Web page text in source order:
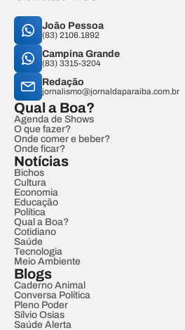
João Pessoa
(83) 2106.1892
Campina Grande
(83) 3315-3204
Redação
jornalismo@jornaldaparaiba.com.br
Qual a Boa?
Agenda de Shows
O que fazer?
Onde comer e beber?
Onde ficar?
Notícias
Bichos
Cultura
Economia
Educação
Política
Qual a Boa?
Cotidiano
Saúde
Tecnologia
Meio Ambiente
Blogs
Caderno Animal
Conversa Política
Pleno Poder
Sílvio Osias
Saúde Alerta